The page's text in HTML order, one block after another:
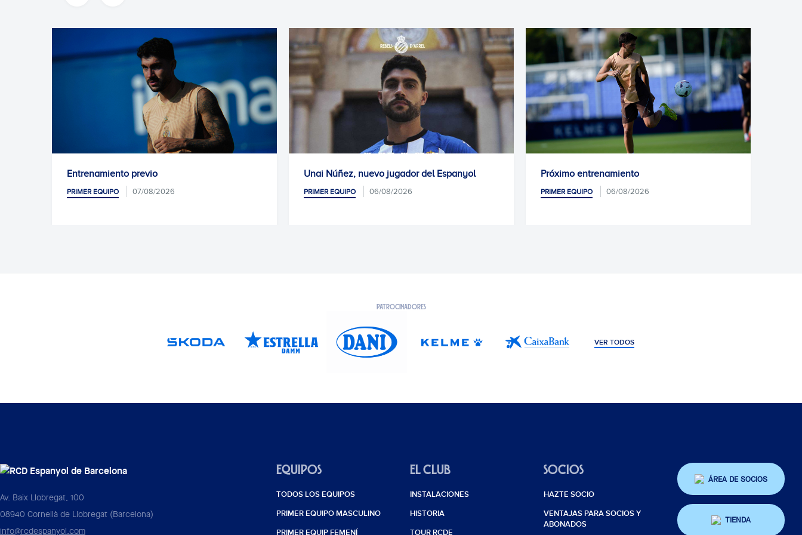
Entrenamiento previo
PRIMER EQUIPO 07/08/2026
Unai Núñez, nuevo jugador del Espanyol
PRIMER EQUIPO 06/08/2026
Próximo entrenamiento
PRIMER EQUIPO 06/08/2026
PATROCINADORES
VER TODOS
Av. Baix Llobregat, 100
08940 Cornellà de Llobregat (Barcelona)
info@rcdespanyol.com
EQUIPOS
TODOS LOS EQUIPOS
PRIMER EQUIPO MASCULINO
PRIMER EQUIP FEMENÍ
EL CLUB
INSTALACIONES
HISTORIA
TOUR RCDE
SOCIOS
HAZTE SOCIO
VENTAJAS PARA SOCIOS Y
ABONADOS
ÁREA DE SOCIOS
TIENDA